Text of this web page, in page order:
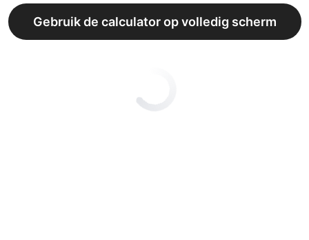
Gebruik de calculator op volledig scherm